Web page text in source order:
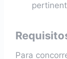
Para